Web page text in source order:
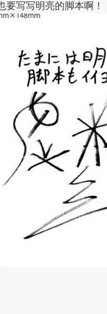
要写写明亮的脚本啊！